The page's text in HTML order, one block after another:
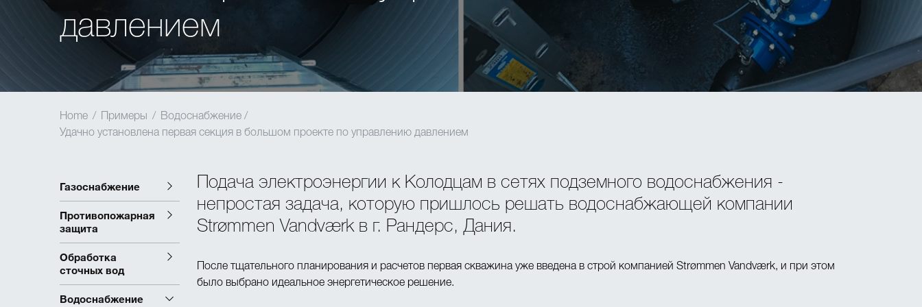
Home / Примеры / Водоснабжение /
Удачно установлена первая секция в большом проекте по управлению давлением
Газоснабжение
Противопожарная
защита
Обработка
сточных вод
Водоснабжение
давлением
Подача электроэнергии к Колодцам в сетях подземного водоснабжения -
непростая задача, которую пришлось решать водоснабжающей компании
Strømmen Vandværk в г. Рандерс, Дания.
После тщательного планирования и расчетов первая скважина уже введена в строй компанией Strømmen Vandværk, и при этом
было выбрано идеальное энергетическое решение.